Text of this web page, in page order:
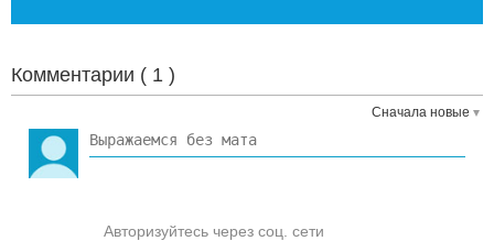
Комментарии ( 1 )
Сначала новые
Авторизуйтесь через соц. сети